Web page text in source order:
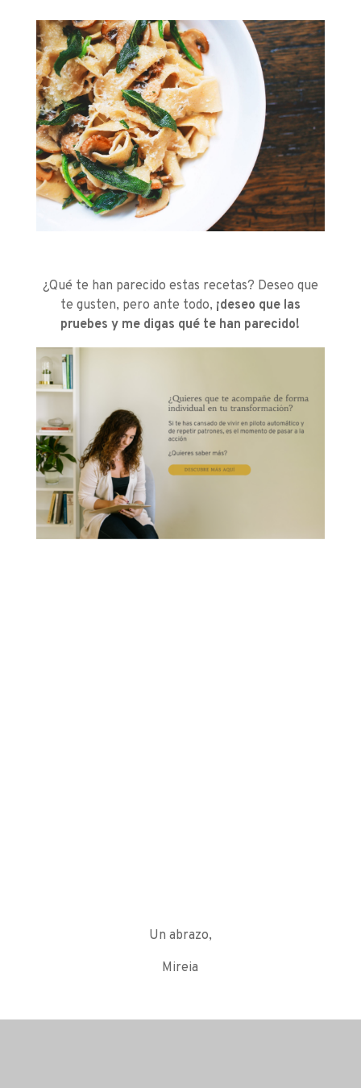
¿Qué te han parecido estas recetas? Deseo que
te gusten, pero ante todo, ¡deseo que las
pruebes y me digas qué te han parecido!
Un abrazo,
Mireia